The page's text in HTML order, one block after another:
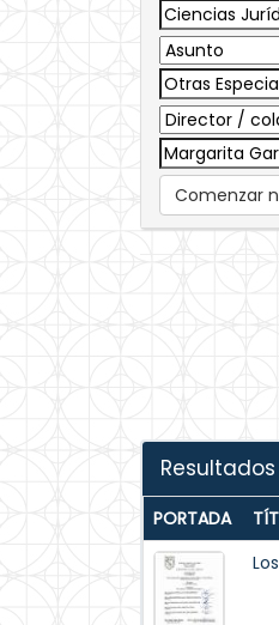
Comenzar
PORTADA